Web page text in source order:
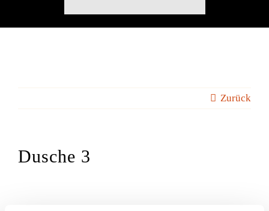
Zurück
Dusche 3